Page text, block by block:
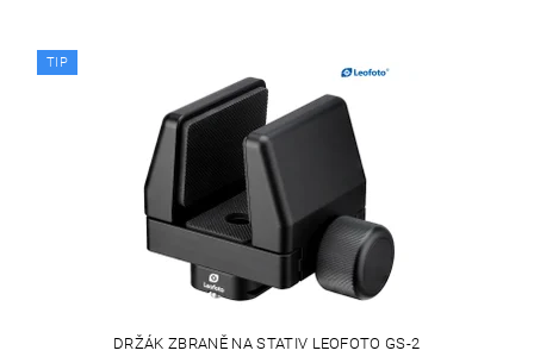
TIP
DRŽÁK ZBRANĚ NA STATIV LEOFOTO GS-2